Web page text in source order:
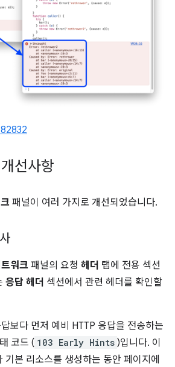
선사항
패널이 여러 가지로 개선되었습니다.
워크 패널의 요청 헤더 탭에 전용 섹션
응답 헤더 섹션에서 관련 헤더를 확인할
보다 먼저 예비 HTTP 응답을 전송하는
코드 ( 103 Early Hints )입니다. 이
기본 리소스를 생성하는 동안 페이지에